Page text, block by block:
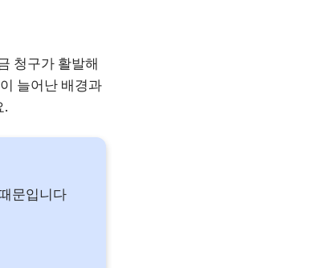
청구가 활발해
늘어난 배경과
.
문입니다